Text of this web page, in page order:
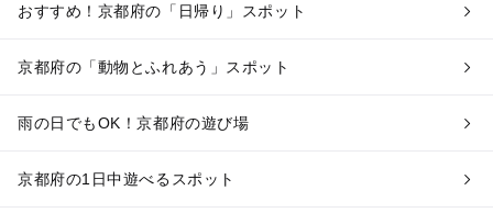
おすすめ！京都府の「日帰り」スポット
京都府の「動物とふれあう」スポット
雨の日でもOK！京都府の遊び場
京都府の1日中遊べるスポット